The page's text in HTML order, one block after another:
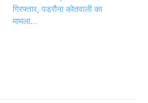
गिरफ्तार, पडरौना कोतवाली का
मामला…